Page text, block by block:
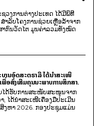
ວງການຕ່າງປະເທດ ໄດ້ມີພິທີ
າລັບໂຄງການຊ່ວຍເຫຼືອລ້າຈາກ
ກົນວັດໄຕ ມູນຄ່າລວມທັງໝົດ
ານອົດສະຕຣາລີ ໄດ້ນຳສະເໜີ
ພື່ອສົ່ງເສີມຄຸນນະພາບການສຶກສາ.
ໄດ້ຮັບການສະໜັບສະໜູນຈາກ
ໄດ້ນຳສະເໜີເຄື່ອງມືປະເມີນ
ງຫາ 2026. ກອງປະຊຸມແມ່ນ